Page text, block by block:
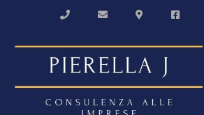
contenuto